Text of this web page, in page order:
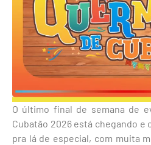
O último final de semana de
Cubatão 2026 está chegando e
pra lá de especial, com muita